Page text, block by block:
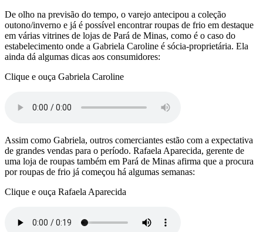
De olho na previsão do tempo, o varejo antecipou a coleção
outono/inverno e já é possível encontrar roupas de frio em destaque
em várias vitrines de lojas de Pará de Minas, como é o caso do
estabelecimento onde a Gabriela Caroline é sócia-proprietária. Ela
ainda dá algumas dicas aos consumidores:
Clique e ouça Gabriela Caroline
Assim como Gabriela, outros comerciantes estão com a expectativa
de grandes vendas para o período. Rafaela Aparecida, gerente de
uma loja de roupas também em Pará de Minas afirma que a procura
por roupas de frio já começou há algumas semanas:
Clique e ouça Rafaela Aparecida